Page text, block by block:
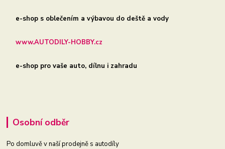
e-shop s oblečením a výbavou do deště a vody
www.AUTODILY-HOBBY.cz
e-shop pro vaše auto, dílnu i zahradu
Osobní odběr
Po domluvě v naší prodejně s autodíly